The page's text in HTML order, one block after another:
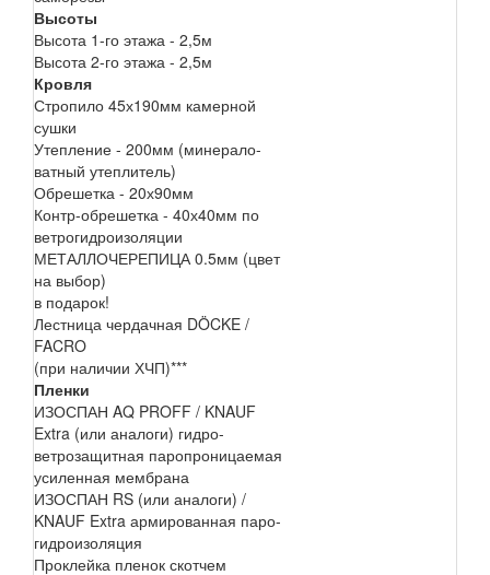
Высоты
Высота 1-го этажа - 2,5м
Высота 2-го этажа - 2,5м
Кровля
Стропило 45х190мм камерной
сушки
Утепление - 200мм (минерало-
ватный утеплитель)
Обрешетка - 20х90мм
Контр-обрешетка - 40х40мм по
ветрогидроизоляции
МЕТАЛЛОЧЕРЕПИЦА 0.5мм (цвет
на выбор)
в подарок!
Лестница чердачная DÖCKE /
FACRO
(при наличии ХЧП)***
Пленки
ИЗОСПАН AQ PROFF / KNAUF
Extra (или аналоги) гидро-
ветрозащитная паропроницаемая
усиленная мембрана
ИЗОСПАН RS (или аналоги) /
KNAUF Extra армированная паро-
гидроизоляция
Проклейка пленок скотчем